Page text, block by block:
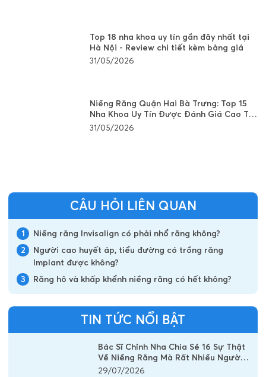
Top 18 nha khoa uy tín gần đây nhất tại
Hà Nội - Review chi tiết kèm bảng giá
31/05/2026
Niềng Răng Quận Hai Bà Trưng: Top 15
Nha Khoa Uy Tín Được Đánh Giá Cao Tại
Hà Nội
31/05/2026
CÂU HỎI LIÊN QUAN
1
Niềng răng Invisalign có phải nhổ răng không?
2
Người cao huyết áp, tiểu đường có trồng răng
Implant được không?
3
Răng hô và khấp khểnh niềng răng có hết không?
TIN TỨC NỔI BẬT
Bác Sĩ Chỉnh Nha Chia Sẻ 16 Sự Thật
Về Niềng Răng Mà Rất Nhiều Người
Vẫn Đang Hiểu Sai
29/07/2026